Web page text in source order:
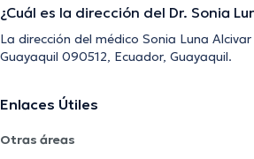
¿Cuál es la dirección del Dr. Sonia
La dirección del médico Sonia Luna
Guayaquil 090512, Ecuador, Guayaquil.
Enlaces Útiles
Otras áreas